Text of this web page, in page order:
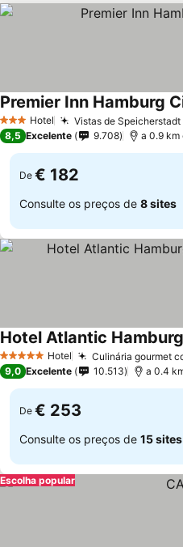
3 EstrelasHotel Vistas de
Premier Inn Hamburg
8,5 Excelente 9.708 a 0.9 km
De € 182
Consulte os preços de 8 sites
5 Estrelas Hotel Culinária gourmet
Hotel Atlantic
9,0 Excelente 10.513 a 0.4
De € 253
Consulte os preços de 15 sites
Escolha popular